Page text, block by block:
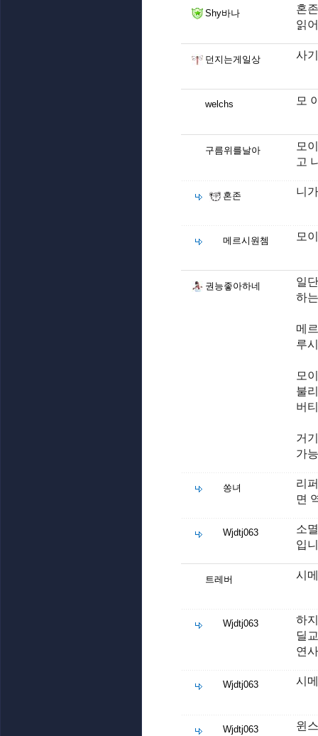
Shy바나
혼
읽
던지는게일상 사
welchs 모
구름위를날아
모
고
혼존 니
메르시원쳄 모
권능좋아하네
일
하
메
루
모
불
버
거
가
쏭녀
리
면
Wjdtj063
소
입
트레버 시
Wjdtj063
하
딜
연
Wjdtj063 시
Wjdtj063 윈